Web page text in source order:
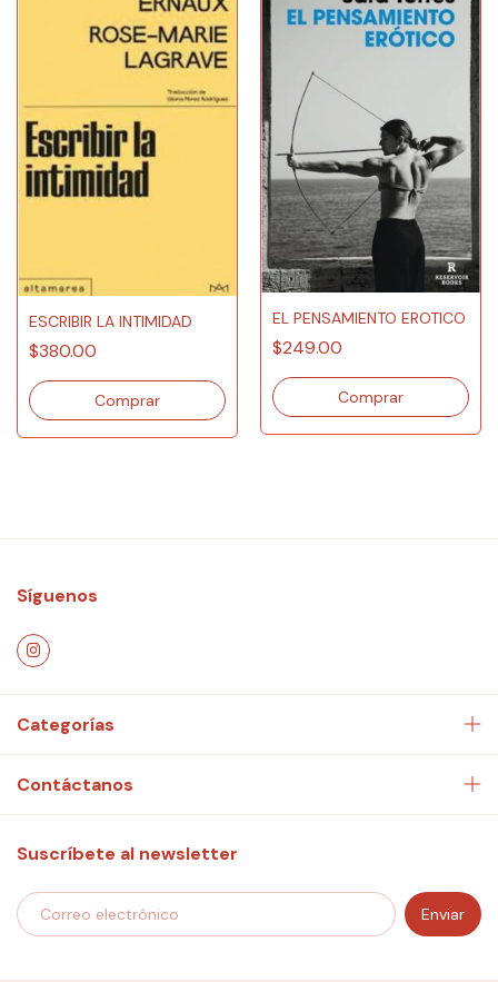
ESCRIBIR LA INTIMIDAD
$380.00
EL PENSAMIENTO EROTICO
$249.00
Síguenos
Categorías
Contáctanos
Suscríbete al newsletter